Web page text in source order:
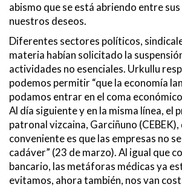
abismo que se está abriendo entre
nuestros deseos.
Diferentes sectores políticos,
materia habían solicitado la
actividades no esenciales. Urkullu
podemos permitir “que la economía
podamos entrar en el coma
Al día siguiente y en la misma línea, el
patronal vizcaina, Garciñuno (CEBEK),
conveniente es que las empresas no
cadáver” (23 de marzo). Al igual que
bancario, las metáforas médicas ya
evitamos, ahora también, nos van